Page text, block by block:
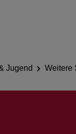
Jugend Weitere